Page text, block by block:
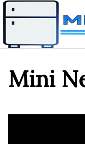
Saltar
al
contenido
Mini